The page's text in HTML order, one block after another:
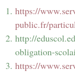
https://
public.fr/
http://
obligation-
https://